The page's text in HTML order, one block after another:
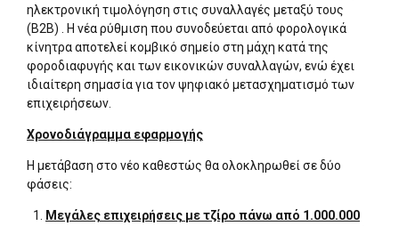
ηλεκτρονική τιμολόγηση στις συναλλαγές μεταξύ τους
(B2B) . Η νέα ρύθμιση που συνοδεύεται από φορολογικά
κίνητρα αποτελεί κομβικό σημείο στη μάχη κατά της
φοροδιαφυγής και των εικονικών συναλλαγών, ενώ έχει
ιδιαίτερη σημασία για τον ψηφιακό μετασχηματισμό των
επιχειρήσεων.
Χρονοδιάγραμμα εφαρμογής
Η μετάβαση στο νέο καθεστώς θα ολοκληρωθεί σε δύο
φάσεις:
Μεγάλες επιχειρήσεις με τζίρο πάνω από 1.000.000